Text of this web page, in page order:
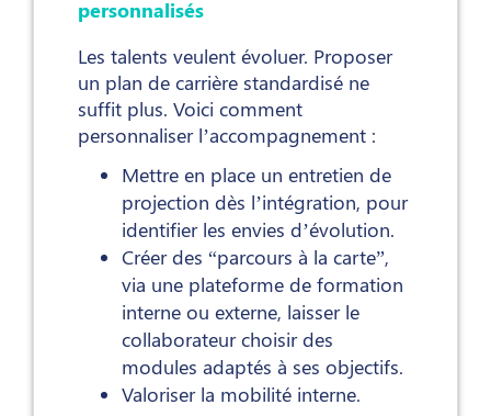
personnalisés
Les talents veulent évoluer. Proposer
un plan de carrière standardisé ne
suffit plus. Voici comment
personnaliser l’accompagnement :
Mettre en place un entretien de
projection dès l’intégration, pour
identifier les envies d’évolution.
Créer des “parcours à la carte”,
via une plateforme de formation
interne ou externe, laisser le
collaborateur choisir des
modules adaptés à ses objectifs.
Valoriser la mobilité interne.